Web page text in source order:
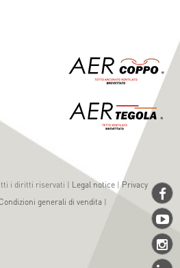
i diritti riservati | Legal notice |Privacy
Condizioni generali di vendita |